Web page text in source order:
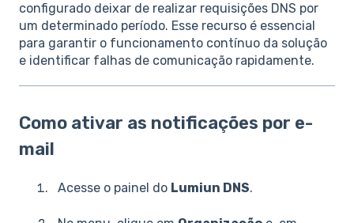
configurado deixar de realizar requisições DNS por
um determinado período. Esse recurso é essencial
para garantir o funcionamento contínuo da solução
e identificar falhas de comunicação rapidamente.
Como ativar as notificações por e-
mail
Acesse o painel do Lumiun DNS.